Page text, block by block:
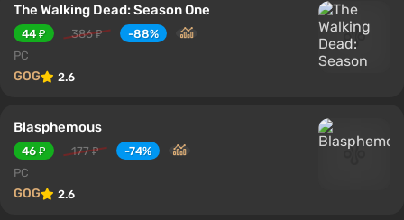
The Walking Dead: Season One
44 ₽ 386 ₽
-88%
PC
GOG 2.6
Blasphemous
46 ₽ 177 ₽
-74%
PC
GOG 2.6